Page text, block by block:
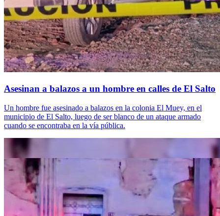
Asesinan a balazos a un hombre en calles de El Salto
Un hombre fue asesinado a balazos en la colonia El Muey, en el
municipio de El Salto, luego de ser blanco de un ataque armado
cuando se encontraba en la vía pública.